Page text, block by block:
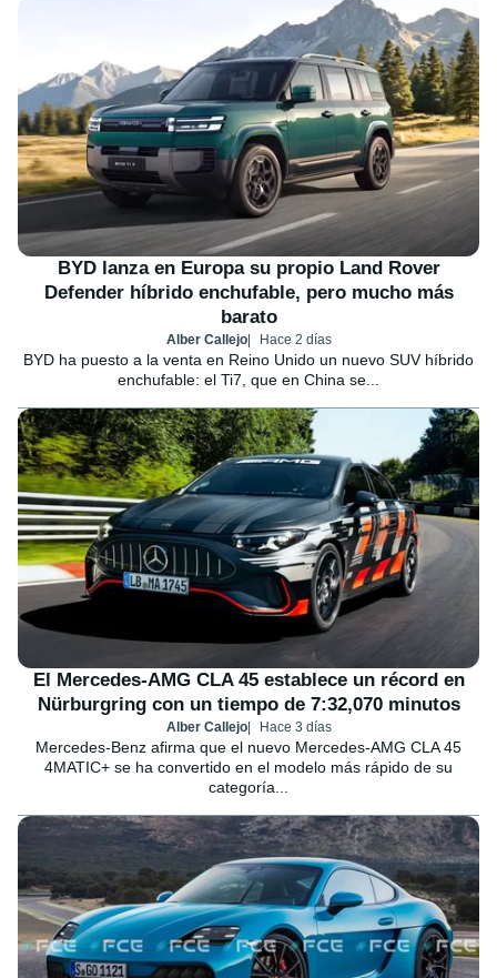
BYD lanza en Europa su propio Land Rover
Defender híbrido enchufable, pero mucho más
barato
Alber Callejo Hace 2 días
BYD ha puesto a la venta en Reino Unido un nuevo SUV híbrido
enchufable: el Ti7, que en China se...
El Mercedes-AMG CLA 45 establece un récord en
Nürburgring con un tiempo de 7:32,070 minutos
Alber Callejo Hace 3 días
Mercedes-Benz afirma que el nuevo Mercedes-AMG CLA 45
4MATIC+ se ha convertido en el modelo más rápido de su
categoría...